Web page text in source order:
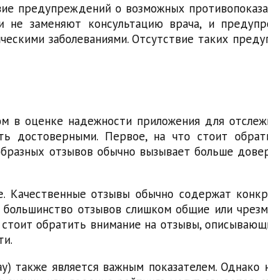
предупреждений о возможных
заменяют консультацию врача, и
заболеваниями. Отсутствие таких
в оценке надежности приложения для
достоверными. Первое, на что стоит
отзывов обычно вызывает больше
отзывы обычно содержат
отзывов слишком общие или
обратить внимание на отзывы,
также является важным показателем.